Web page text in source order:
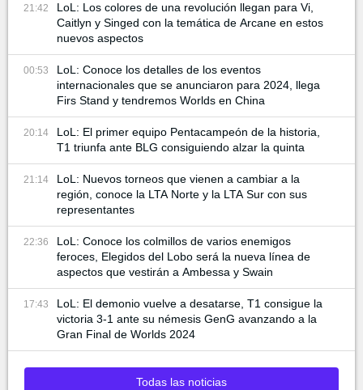
21:42
LoL: Los colores de una revolución llegan para Vi,
Caitlyn y Singed con la temática de Arcane en estos
nuevos aspectos
00:53
LoL: Conoce los detalles de los eventos
internacionales que se anunciaron para 2024, llega
Firs Stand y tendremos Worlds en China
20:14
LoL: El primer equipo Pentacampeón de la historia,
T1 triunfa ante BLG consiguiendo alzar la quinta
21:14
LoL: Nuevos torneos que vienen a cambiar a la
región, conoce la LTA Norte y la LTA Sur con sus
representantes
22:36
LoL: Conoce los colmillos de varios enemigos
feroces, Elegidos del Lobo será la nueva línea de
aspectos que vestirán a Ambessa y Swain
17:43
LoL: El demonio vuelve a desatarse, T1 consigue la
victoria 3-1 ante su némesis GenG avanzando a la
Gran Final de Worlds 2024
Todas las noticias